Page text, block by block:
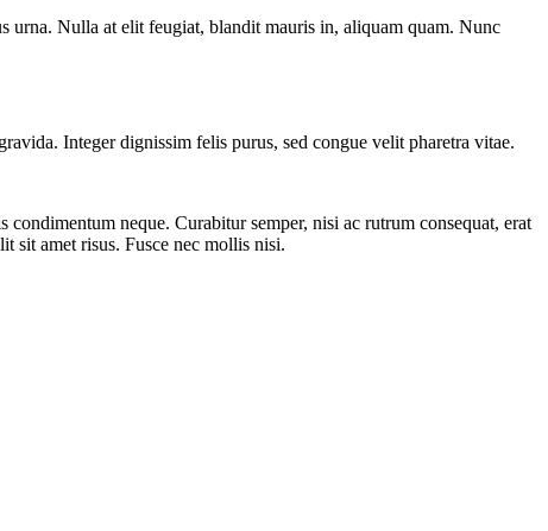
urna. Nulla at elit feugiat, blandit mauris in, aliquam quam. Nunc
Integer dignissim felis purus, sed congue velit pharetra vitae.
neque. Curabitur semper, nisi ac rutrum consequat, erat
sit amet risus. Fusce nec mollis nisi.